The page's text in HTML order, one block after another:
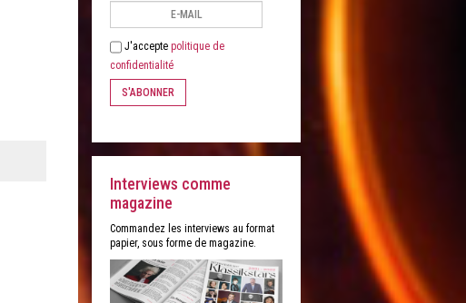
J'accepte politique de
confidentialité
S'ABONNER
Interviews comme
magazine
Commandez les interviews au format
papier, sous forme de magazine.